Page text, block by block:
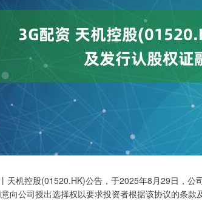
天机控股(01520.HK)公告，于2025年8月29日，公
向公司授出选择权以要求投资者根据该协议的条款